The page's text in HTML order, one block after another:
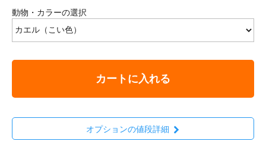
動物・カラーの選択
カートに入れる
オプションの値段詳細